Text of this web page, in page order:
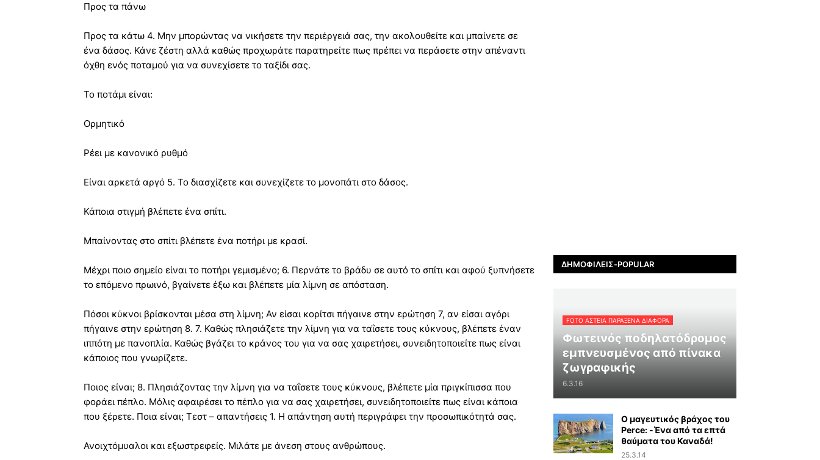
Προς τα πάνω
Προς τα κάτω 4. Μην μπορώντας να νικήσετε την περιέργειά σας, την ακολουθείτε και μπαίνετε σε
ένα δάσος. Κάνε ζέστη αλλά καθώς προχωράτε παρατηρείτε πως πρέπει να περάσετε στην απέναντι
όχθη ενός ποταμού για να συνεχίσετε το ταξίδι σας.
Το ποτάμι είναι:
Ορμητικό
Ρέει με κανονικό ρυθμό
Είναι αρκετά αργό 5. Το διασχίζετε και συνεχίζετε το μονοπάτι στο δάσος.
Κάποια στιγμή βλέπετε ένα σπίτι.
Μπαίνοντας στο σπίτι βλέπετε ένα ποτήρι με κρασί.
Μέχρι ποιο σημείο είναι το ποτήρι γεμισμένο; 6. Περνάτε το βράδυ σε αυτό το σπίτι και αφού ξυπνήσετε
το επόμενο πρωινό, βγαίνετε έξω και βλέπετε μία λίμνη σε απόσταση.
Πόσοι κύκνοι βρίσκονται μέσα στη λίμνη; Αν είσαι κορίτσι πήγαινε στην ερώτηση 7, αν είσαι αγόρι
πήγαινε στην ερώτηση 8. 7. Καθώς πλησιάζετε την λίμνη για να ταΐσετε τους κύκνους, βλέπετε έναν
ιππότη με πανοπλία. Καθώς βγάζει το κράνος του για να σας χαιρετήσει, συνειδητοποιείτε πως είναι
κάποιος που γνωρίζετε.
Ποιος είναι; 8. Πλησιάζοντας την λίμνη για να ταΐσετε τους κύκνους, βλέπετε μία πριγκίπισσα που
φοράει πέπλο. Μόλις αφαιρέσει το πέπλο για να σας χαιρετήσει, συνειδητοποιείτε πως είναι κάποια
που ξέρετε. Ποια είναι; Τεστ – απαντήσεις 1. Η απάντηση αυτή περιγράφει την προσωπικότητά σας.
Ανοιχτόμυαλοι και εξωστρεφείς. Μιλάτε με άνεση στους ανθρώπους.
ΔΗΜΟΦΙΛΕΊΣ-POPULAR
FOTO ΑΣΤΕΙΑ ΠΑΡΑΞΕΝΑ ΔΙΑΦΟΡΑ
Φωτεινός ποδηλατόδρομος
εμπνευσμένος από πίνακα
ζωγραφικής
6.3.16
Ο μαγευτικός βράχος του
Perce: -Ένα από τα επτά
θαύματα του Καναδά!
25.3.14